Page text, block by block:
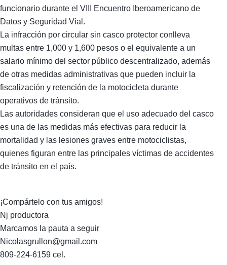
funcionario durante el VIII Encuentro Iberoamericano de
Datos y Seguridad Vial.
La infracción por circular sin casco protector conlleva
multas entre 1,000 y 1,600 pesos o el equivalente a un
salario mínimo del sector público descentralizado, además
de otras medidas administrativas que pueden incluir la
fiscalización y retención de la motocicleta durante
operativos de tránsito.
Las autoridades consideran que el uso adecuado del casco
es una de las medidas más efectivas para reducir la
mortalidad y las lesiones graves entre motociclistas,
quienes figuran entre las principales víctimas de accidentes
de tránsito en el país.
¡Compártelo con tus amigos!
Nj productora
Marcamos la pauta a seguir
Nicolasgrullon@gmail.com
809-224-6159 cel.